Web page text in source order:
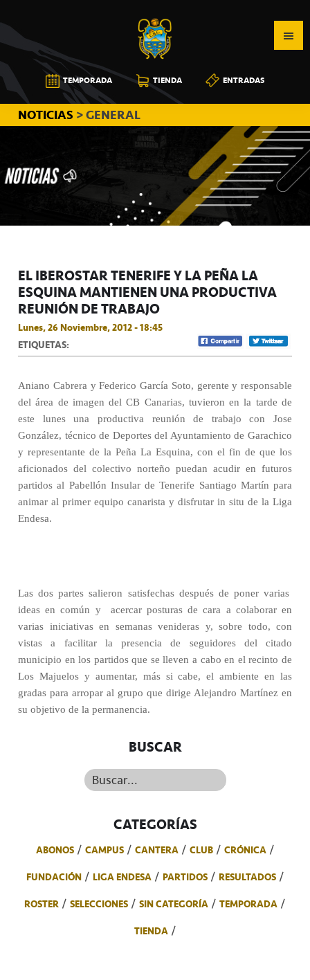
a
la
navegación
principal
al
contenido
principal
a
la
barra
lateral
principal
CB
CANARIAS
TEMPORADA TIENDA ENTRADAS
NOTICIAS > GENERAL
EL IBEROSTAR TENERIFE Y LA PEÑA LA
ESQUINA MANTIENEN UNA PRODUCTIVA
REUNIÓN DE TRABAJO
Lunes, 26 Noviembre, 2012 - 18:45
ETIQUETAS:
Aniano Cabrera y Federico García Soto, gerente y responsable
del área de imagen del CB Canarias, tuvieron en la tarde de
este lunes una productiva reunión de trabajo con Jose
González, técnico de Deportes del Ayuntamiento de Garachico
y representante de la Peña La Esquina, con el fin de que los
aficionados del colectivo norteño puedan acudir en futuros
partidos al Pabellón Insular de Tenerife Santiago Martín para
animar al primer equipo canarista y disfrutar in situ de la Liga
Endesa.
Las dos partes salieron satisfechas después de poner varias
ideas en común y
acercar posturas de cara a colaborar en
varias iniciativas en semanas venideras y, sobre todo, con
vistas a facilitar la presencia de seguidores del citado
municipio en los partidos que se lleven a cabo en el recinto de
Los Majuelos y aumentar, más si cabe, el ambiente en las
gradas para arropar al grupo que dirige Alejandro Martínez en
su objetivo de la permanencia.
BUSCAR
Buscar...
CATEGORÍAS
ABONOS CAMPUS CANTERA CLUB
CRÓNICA
FUNDACIÓN
LIGA ENDESA PARTIDOS
RESULTADOS
ROSTER
SELECCIONES SIN CATEGORÍA
TEMPORADA
TIENDA